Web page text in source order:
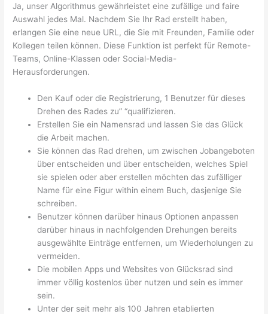
Ja, unser Algorithmus gewährleistet eine zufällige und faire
Auswahl jedes Mal. Nachdem Sie Ihr Rad erstellt haben,
erlangen Sie eine neue URL, die Sie mit Freunden, Familie oder
Kollegen teilen können. Diese Funktion ist perfekt für Remote-
Teams, Online-Klassen oder Social-Media-
Herausforderungen.
Den Kauf oder die Registrierung, 1 Benutzer für dieses
Drehen des Rades zu” “qualifizieren.
Erstellen Sie ein Namensrad und lassen Sie das Glück
die Arbeit machen.
Sie können das Rad drehen, um zwischen Jobangeboten
über entscheiden und über entscheiden, welches Spiel
sie spielen oder aber erstellen möchten das zufälliger
Name für eine Figur within einem Buch, dasjenige Sie
schreiben.
Benutzer können darüber hinaus Optionen anpassen
darüber hinaus in nachfolgenden Drehungen bereits
ausgewählte Einträge entfernen, um Wiederholungen zu
vermeiden.
Die mobilen Apps und Websites von Glücksrad sind
immer völlig kostenlos über nutzen und sein es immer
sein.
Unter der seit mehr als 100 Jahren etablierten